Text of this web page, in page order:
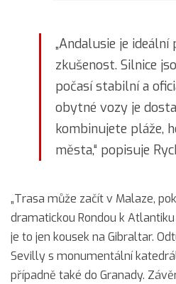
„Andalusie je
zkušenost. Silnice
počasí stabilní a
obytné vozy je
kombinujete pláže,
města,“ popisuje
„Trasa může začít v Malaze,
dramatickou Rondou k
je to jen kousek na Gibraltar.
Sevilly s monumentální
případně také do Granady.